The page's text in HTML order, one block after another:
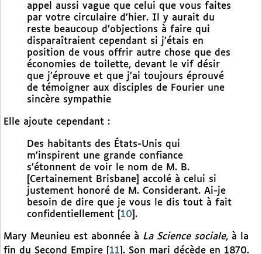
appel aussi vague que celui que vous faites
par votre circulaire d’hier. Il y aurait du
reste beaucoup d’objections à faire qui
disparaîtraient cependant si j’étais en
position de vous offrir autre chose que des
économies de toilette, devant le vif désir
que j’éprouve et que j’ai toujours éprouvé
de témoigner aux disciples de Fourier une
sincère sympathie
Elle ajoute cependant :
Des habitants des États-Unis qui
m’inspirent une grande confiance
s’étonnent de voir le nom de M. B.
[Certainement Brisbane] accolé à celui si
justement honoré de M. Considerant. Ai-je
besoin de dire que je vous le dis tout à fait
confidentiellement
10 .
Mary Meunieu est abonnée à La Science sociale, à la
fin du Second Empire
11 . Son mari décède en 1870.